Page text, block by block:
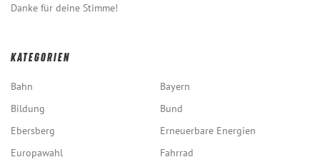
Danke für deine Stimme!
KATEGORIEN
Bahn
Bayern
Bildung
Bund
Ebersberg
Erneuerbare Energien
Europawahl
Fahrrad